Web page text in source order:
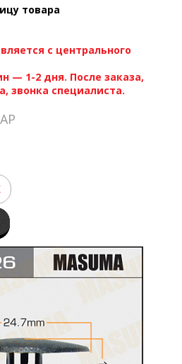
товара
с центрального
— 1-2 дня. После заказа,
звонка специалиста.